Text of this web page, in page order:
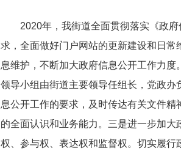
2020年，我街道全面贯彻落实《政
求，全面做好门户网站的更新建设和日
息维护，不断加大政府信息公开工作力
领导小组由街道主要领导任组长，党政
息公开工作的要求，及时传达有关文件
的全面认识和业务能力。三是进一步加
权、参与权、表达权和监督权。切实履